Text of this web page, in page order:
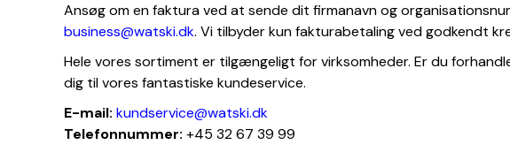
Ansøg om en faktura ved at sende dit firmanavn og
business@watski.dk. Vi tilbyder kun fakturabetaling ved godkendt
Hele vores sortiment er tilgængeligt for virksomheder. Er du
dig til vores fantastiske kundeservice.
E-mail: kundservice@watski.dk
Telefonnummer: +45 32 67 39 99